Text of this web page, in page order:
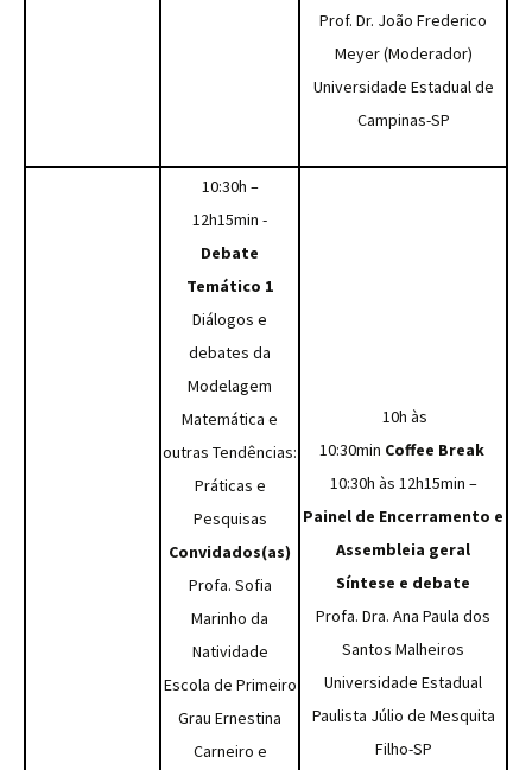
Prof. Dr. João Frederico
Meyer (Moderador)
Universidade Estadual de
Campinas-SP
10:30h –
12h15min -
Debate
Temático 1
Diálogos e
debates da
Modelagem
Matemática e
outras Tendências:
Práticas e
Pesquisas
Convidados(as)
Profa. Sofia
Marinho da
Natividade
Escola de Primeiro
Grau Ernestina
Carneiro e
10h às
10:30min Coffee Break
10:30h às 12h15min –
Painel de Encerramento e
Assembleia geral
Síntese e debate
Profa. Dra. Ana Paula dos
Santos Malheiros
Universidade Estadual
Paulista Júlio de Mesquita
Filho-SP